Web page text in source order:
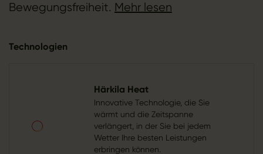
Bewegungsfreiheit. Mehr lesen
Technologien
Härkila Heat
Innovative Technologie, die Sie
wärmt und die Zeitspanne
verlängert, in der Sie bei jedem
Wetter Ihre besten Leistungen
erbringen können.